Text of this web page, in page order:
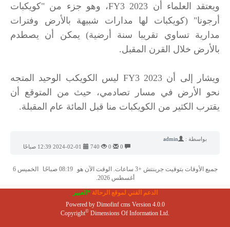
ويعتقد العلماء أن 2023 FY3، وهو جزء من "كويكبات
أرجونا" (كويكبات لها مدارات شبيهة بالأرض وفترات
مدارية تساوي تقريبا سنة أرضية) يمكن أن يصطدم
بالأرض خلال القرن المقبل.
ويشار إلى أن 2023 FY3 ليس الكويكب الوحيد المتجه
نحو الأرض في مسار تصادمي، حيث من المتوقع أن
يقترب الكثير من الكويكبات منا قبل المائة عام المقبلة.
بواسطة :
admin
740
جميع الأوقات بتوقيت جرينتش +3 ساعات. الوقت الآن هو 08:19 صباحًا
الخميس 6
أغسطس 2026.
الدعم الفني لموقع الرحالة *العبير
Powered by Dimofinf cmsVersion 4.0.0
Copyright© Dimensions Of Information Ltd.